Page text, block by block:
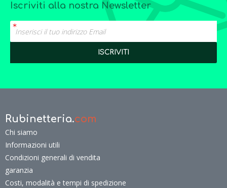
Iscriviti alla nostra Newsletter
Rubinetteria.com
Chi siamo
Informazioni utili
Condizioni generali di vendita
garanzia
Costi, modalità e tempi di spedizione